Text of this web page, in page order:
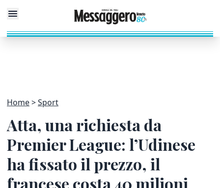
Home Sport
Atta, una richiesta da
Premier League: l’Udinese
ha fissato il prezzo, il
francese costa 40 milioni